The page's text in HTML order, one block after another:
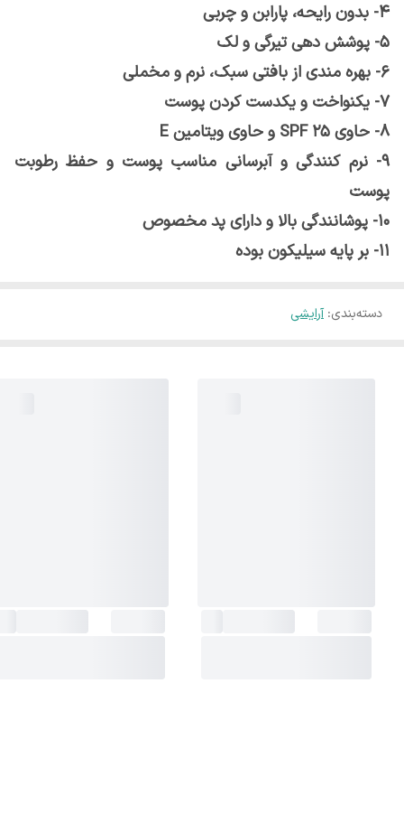
4- بدون رایحه، پارابن و چربی
5- پوشش دهی تیرگی و لک
6- بهره مندی از بافتی سبک، نرم و مخملی
7- یکنواخت و یکدست کردن پوست
8- حاوی SPF 25 و حاوی ویتامین E
9- نرم کنندگی و آبرسانی مناسب پوست و حفظ رطوبت
پوست
10- پوشانندگی بالا و دارای پد مخصوص
11- بر پایه سیلیکون بوده
دسته‌بندی: آرایشی